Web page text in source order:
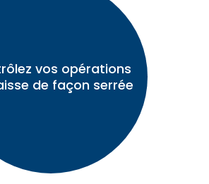
vos opérations
de façon serrée